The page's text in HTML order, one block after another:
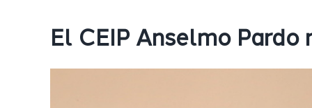
El CEIP Anselmo